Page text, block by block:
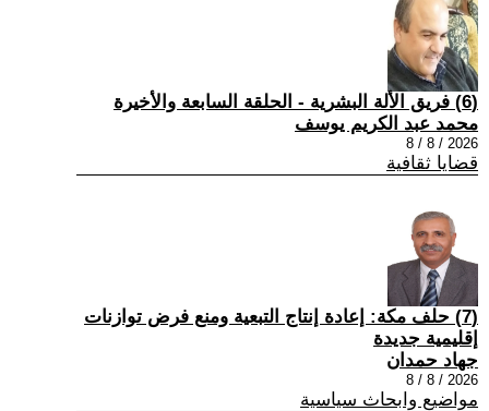
(6) فريق الألة البشرية - الحلقة السابعة والأخيرة
محمد عبد الكريم يوسف
2026 / 8 / 8
قضايا ثقافية
(7) حلف مكة: إعادة إنتاج التبعية ومنع فرض توازنات
إقليمية جديدة
جهاد حمدان
2026 / 8 / 8
مواضيع وابحاث سياسية